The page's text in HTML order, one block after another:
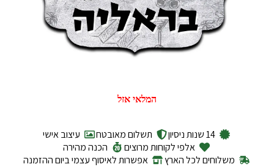
המלאי אזל
14 שנות ניסיון תשלום מאובטח
עיצוב אישי
אלפי לקוחות מרוצים
הכנה מהירה
משלוחים לכל הארץ
אפשרות לאיסוף עצמי ביום ההזמנה